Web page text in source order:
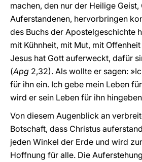
machen, den nur der Heilige Geist,
Auferstandenen, hervorbringen
des Buchs der Apostelgeschichte
mit Kühnheit, mit Mut, mit
Jesus hat Gott auferweckt, dafür
(Apg 2,32). Als wollte er sagen:
für ihn ein. Ich gebe mein Leben
wird er sein Leben für ihn
Von diesem Augenblick an
Botschaft, dass Christus
jeden Winkel der Erde und wird
Hoffnung für alle. Die